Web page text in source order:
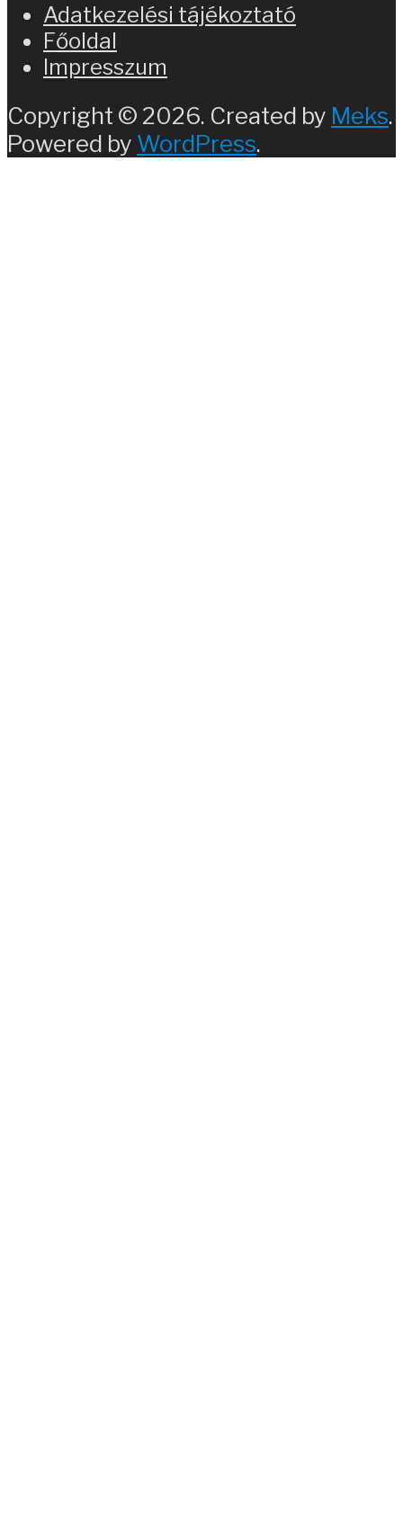
Adatkezelési tájékoztató
Főoldal
Impresszum
Copyright © 2026. Created by Meks.
Powered by WordPress.